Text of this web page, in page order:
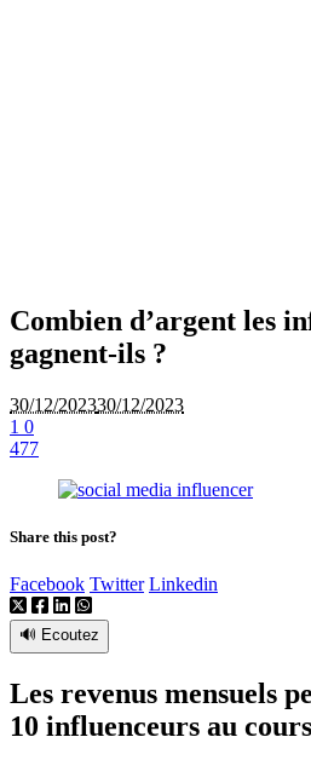
Combien d’argent les
gagnent-ils ?
30/12/202330/12/2023
1 0
477
Share this post?
Facebook Twitter Linkedin
🔊 Ecoutez
Les revenus mensuels
10 influenceurs au